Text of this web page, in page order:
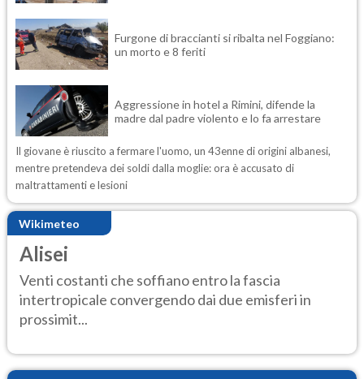
Furgone di braccianti si ribalta nel Foggiano:
un morto e 8 feriti
Aggressione in hotel a Rimini, difende la
madre dal padre violento e lo fa arrestare
Il giovane è riuscito a fermare l'uomo, un 43enne di origini albanesi,
mentre pretendeva dei soldi dalla moglie: ora è accusato di
maltrattamenti e lesioni
Wikimeteo
Alisei
Venti costanti che soffiano entro la fascia
intertropicale convergendo dai due emisferi in
prossimit...